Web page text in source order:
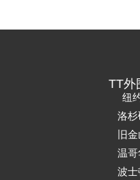
TT外
纽
洛
旧
温
波